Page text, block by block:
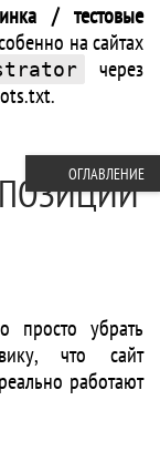
/ тестовые
на сайтах
через
просто убрать
что сайт
работают
ОГЛАВЛЕНИЕ